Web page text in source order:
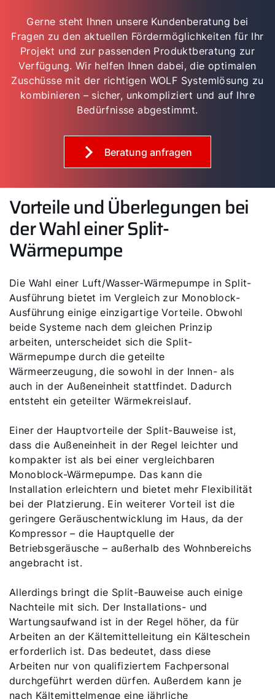
Gerne steht Ihnen unsere Kundenberatung bei
Fragen zu den aktuellen Fördermöglichkeiten für Ihr
Projekt und zur passenden Produktberatung zur
Verfügung. Wir helfen Ihnen dabei, die optimalen
Zuschüsse mit der richtigen WOLF Systemlösung zu
kombinieren – sicher, unkompliziert und auf Ihre
Bedürfnisse abgestimmt.
Beratung anfragen
Vorteile und Überlegungen bei
der Wahl einer Split-
Wärmepumpe
Die Wahl einer Luft/Wasser-Wärmepumpe in Split-
Ausführung bietet im Vergleich zur Monoblock-
Ausführung einige einzigartige Vorteile. Obwohl
beide Systeme nach dem gleichen Prinzip
arbeiten, unterscheidet sich die Split-
Wärmepumpe durch die geteilte
Wärmeerzeugung, die sowohl in der Innen- als
auch in der Außeneinheit stattfindet. Dadurch
entsteht ein geteilter Wärmekreislauf.
Einer der Hauptvorteile der Split-Bauweise ist,
dass die Außeneinheit in der Regel leichter und
kompakter ist als bei einer vergleichbaren
Monoblock-Wärmepumpe. Das kann die
Installation erleichtern und bietet mehr Flexibilität
bei der Platzierung. Ein weiterer Vorteil ist die
geringere Geräuschentwicklung im Haus, da der
Kompressor – die Hauptquelle der
Betriebsgeräusche – außerhalb des Wohnbereichs
angebracht ist.
Allerdings bringt die Split-Bauweise auch einige
Nachteile mit sich. Der Installations- und
Wartungsaufwand ist in der Regel höher, da für
Arbeiten an der Kältemittelleitung ein Kälteschein
erforderlich ist. Das bedeutet, dass diese
Arbeiten nur von qualifiziertem Fachpersonal
durchgeführt werden dürfen. Außerdem kann je
nach Kältemittelmenge eine jährliche